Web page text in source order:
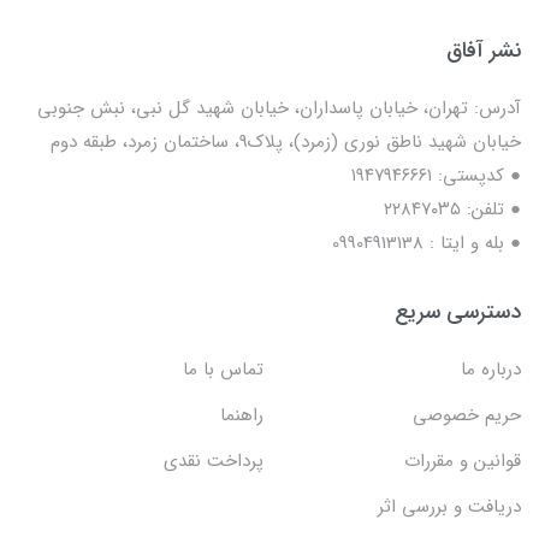
نشر آفاق
آدرس: تهران، خیابان پاسداران، خیابان شهید گل نبی، نبش جنوبی
خیابان شهید ناطق نوری (زمرد)، پلاک9، ساختمان زمرد، طبقه دوم
● کدپستی: ۱۹۴۷۹۴۶۶۶۱
● تلفن: ٢٢٨۴٧۰۳۵
● بله و ایتا : 09904913138
دسترسی سریع
درباره ما
تماس با ما
حریم خصوصی
راهنما
قوانین و مقررات
پرداخت نقدی
دریافت و بررسی اثر